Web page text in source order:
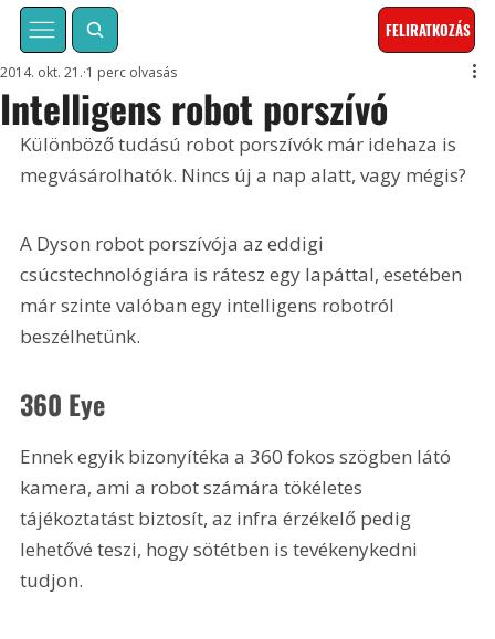
FELIRATKOZÁS
Intelligens robot porszívó
2014. okt. 21. 1 perc olvasás
Különböző tudású robot porszívók már idehaza is
megvásárolhatók. Nincs új a nap alatt, vagy mégis?
A Dyson robot porszívója az eddigi
csúcstechnológiára is rátesz egy lapáttal, esetében
már szinte valóban egy intelligens robotról
beszélhetünk.
360 Eye
Ennek egyik bizonyítéka a 360 fokos szögben látó
kamera, ami a robot számára tökéletes
tájékoztatást biztosít, az infra érzékelő pedig
lehetővé teszi, hogy sötétben is tevékenykedni
tudjon.